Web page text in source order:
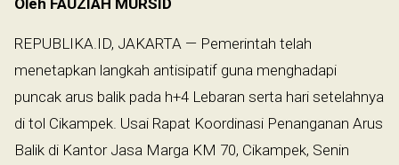
Oleh FAUZIAH MURSID
REPUBLIKA.ID, JAKARTA — Pemerintah telah
menetapkan langkah antisipatif guna menghadapi
puncak arus balik pada h+4 Lebaran serta hari setelahnya
di tol Cikampek. Usai Rapat Koordinasi Penanganan Arus
Balik di Kantor Jasa Marga KM 70, Cikampek, Senin